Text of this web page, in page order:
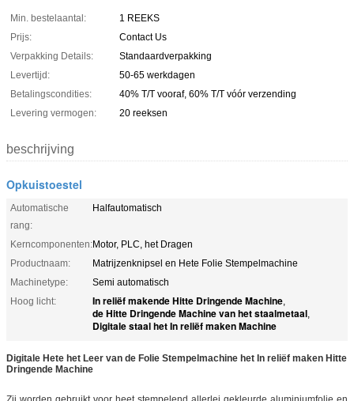
Min. bestelaantal:
1 REEKS
Prijs:
Contact Us
Verpakking Details:
Standaardverpakking
Levertijd:
50-65 werkdagen
Betalingscondities:
40% T/T vooraf, 60% T/T vóór verzending
Levering vermogen:
20 reeksen
beschrijving
Opkuistoestel
Automatische
rang:
Halfautomatisch
Kerncomponenten:Motor, PLC, het Dragen
Productnaam:
Matrijzenknipsel en Hete Folie Stempelmachine
Machinetype:
Semi automatisch
Hoog licht:
In reliëf makende Hitte Dringende Machine,
de Hitte Dringende Machine van het staalmetaal,
Digitale staal het In reliëf maken Machine
Digitale Hete het Leer van de Folie Stempelmachine het In reliëf maken Hitte
Dringende Machine